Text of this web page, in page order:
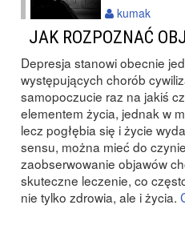
JAK ROZPOZNAĆ
Depresja stanowi obecnie
występujących chorób
samopoczucie raz na jakiś
elementem życia, jednak w
lecz pogłębia się i życie
sensu, można mieć do
zaobserwowanie objawów
skuteczne leczenie, co
nie tylko zdrowia, ale i życia.
kumak